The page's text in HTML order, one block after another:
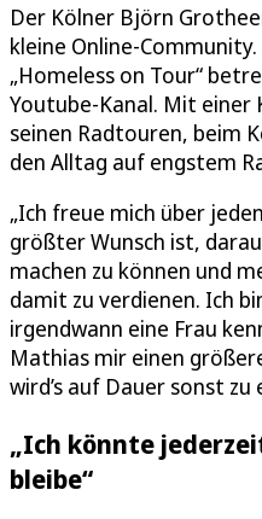
Der Kölner Björn
kleine Online-
„Homeless on Tour“
Youtube-Kanal. Mit einer
seinen Radtouren, beim
den Alltag auf engstem
„Ich freue mich über
größter Wunsch ist,
machen zu können und
damit zu verdienen. Ich
irgendwann eine Frau
Mathias mir einen
wird’s auf Dauer sonst zu
„Ich könnte
bleibe“